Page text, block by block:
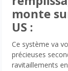
monte
US :
Ce système va
précieuses
ravitaillements